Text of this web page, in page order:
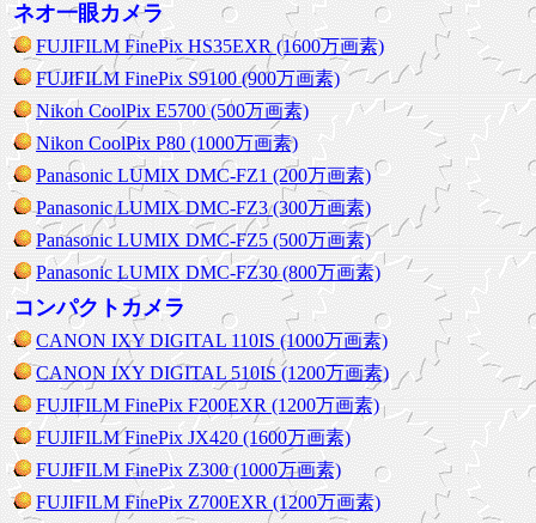
ネオ一眼カメラ
FUJIFILM FinePix HS35EXR (1600万画素)
FUJIFILM FinePix S9100 (900万画素)
Nikon CoolPix E5700 (500万画素)
Nikon CoolPix P80 (1000万画素)
Panasonic LUMIX DMC-FZ1 (200万画素)
Panasonic LUMIX DMC-FZ3 (300万画素)
Panasonic LUMIX DMC-FZ5 (500万画素)
Panasonic LUMIX DMC-FZ30 (800万画素)
コンパクトカメラ
CANON IXY DIGITAL 110IS (1000万画素)
CANON IXY DIGITAL 510IS (1200万画素)
FUJIFILM FinePix F200EXR (1200万画素)
FUJIFILM FinePix JX420 (1600万画素)
FUJIFILM FinePix Z300 (1000万画素)
FUJIFILM FinePix Z700EXR (1200万画素)